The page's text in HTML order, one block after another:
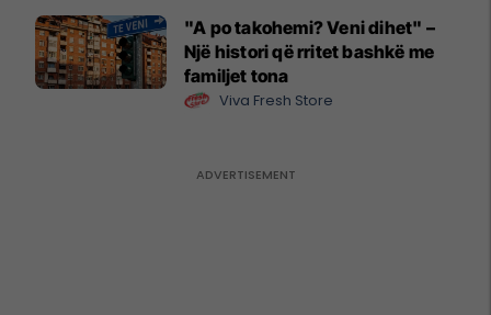
"A po takohemi? Veni dihet" –
Një histori që rritet bashkë me
familjet tona
Viva Fresh Store